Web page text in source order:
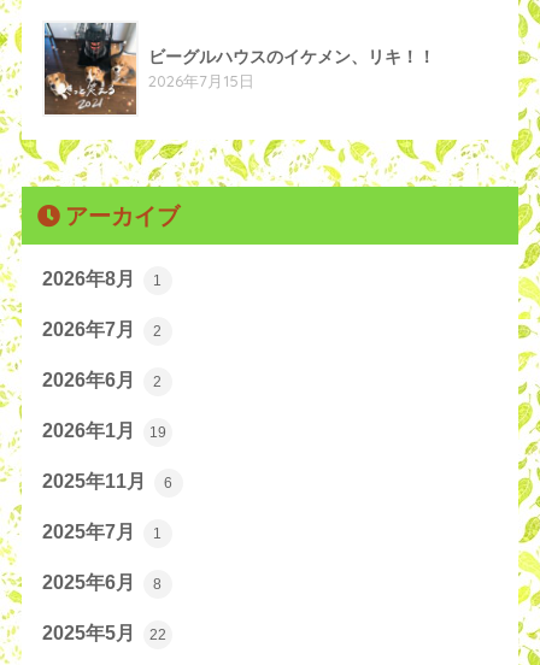
ビーグルハウスのイケメン、リキ！！
2026年7月15日
アーカイブ
2026年8月 1
2026年7月 2
2026年6月 2
2026年1月 19
2025年11月 6
2025年7月 1
2025年6月 8
2025年5月 22